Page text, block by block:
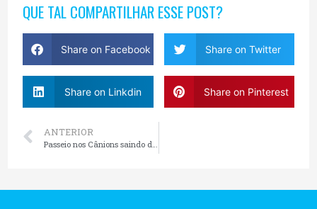
QUE TAL COMPARTILHAR ESSE POST?
Share on Facebook Share on Twitter
Share on Linkdin Share on Pinterest
ANTERIOR
Passeio nos Cânions saindo de Gramado